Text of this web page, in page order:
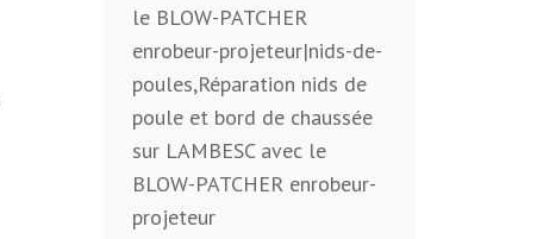
le BLOW-PATCHER
enrobeur-projeteur|nids-de-
poules,Réparation nids de
poule et bord de chaussée
sur LAMBESC avec le
BLOW-PATCHER enrobeur-
projeteur